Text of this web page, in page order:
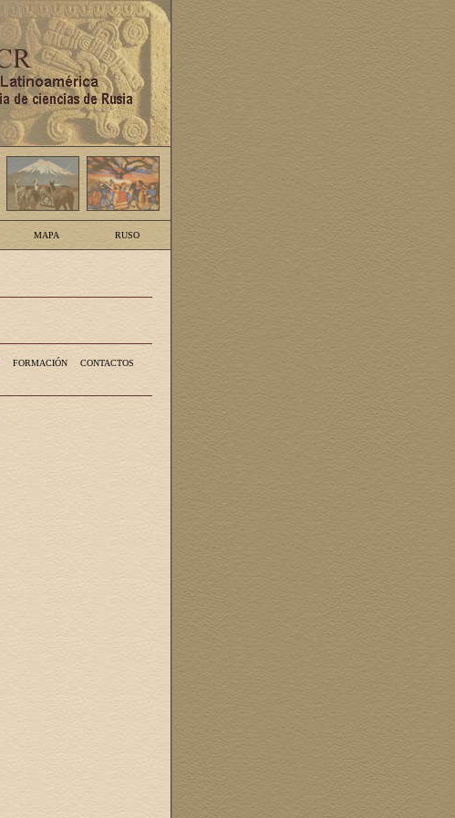
MAPA RUSO
FORMACIÓN
CONTACTOS